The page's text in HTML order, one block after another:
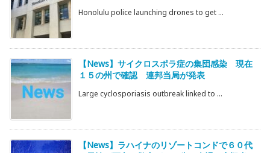
Honolulu police launching drones to get ...
【News】サイクロスポラ症の集団感染 現在
１５の州で確認 連邦当局が発表
Large cyclosporiasis outbreak linked to ...
【News】ラハイナのリゾートコンドで６０代